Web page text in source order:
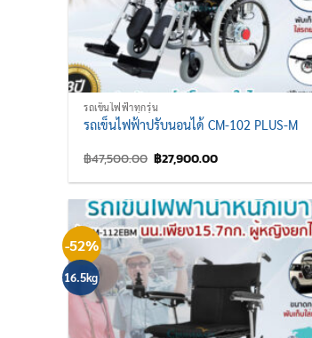
รถเข็นไฟฟ้าทุกรุ่น
รถเข็นไฟฟ้าปรับนอนได้ CM-102 PLUS-M
฿47,500.00 Original
price
was:
฿47,500.00.
฿27,900.00Current
is:
฿27,900.00.
-52%
16.5kg